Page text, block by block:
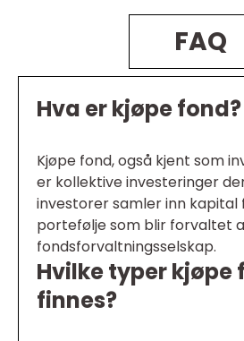
FAQ
Hva er kjøpe fond?
Kjøpe fond, også kjent som
er kollektive investeringer
investorer samler inn kapital
portefølje som blir forvaltet
fondsforvaltningsselskap.
Hvilke typer kjøpe
finnes?